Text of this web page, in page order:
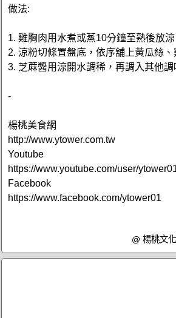
做法:
1. 雞胸肉用水煮或蒸10分鐘至熟後放
2. 涼粉切條置盤底，依序舖上黃瓜絲、
3. 芝蔴醬用涼開水調稀，再調入其他
-
楊桃美食網
http://www.ytower.com.tw
Youtube
https://www.youtube.com/user/
Facebook
https://www.facebook.com/ytower01
@ 楊桃文